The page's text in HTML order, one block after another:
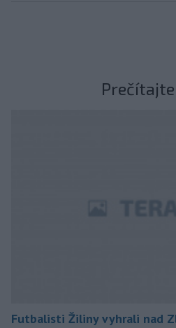
Prečítajte
Futbalisti Žiliny vyhrali nad